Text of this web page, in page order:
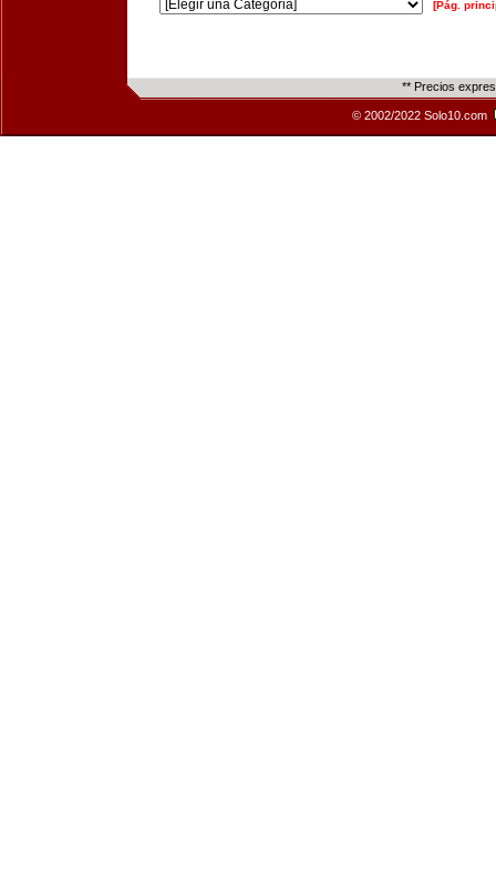
[Pág.
** Precios
© 2002/2022 Solo10.com